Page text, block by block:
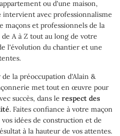
ou d'une maison,
intervient avec professionnalisme
maçons et professionnels de la
A à Z tout au long de votre
l'évolution du chantier et une
la préoccupation d'Alain &
met tout en œuvre pour
succès, dans le respect des
. Faites confiance à votre maçon
idées de construction et de
à la hauteur de vos attentes.